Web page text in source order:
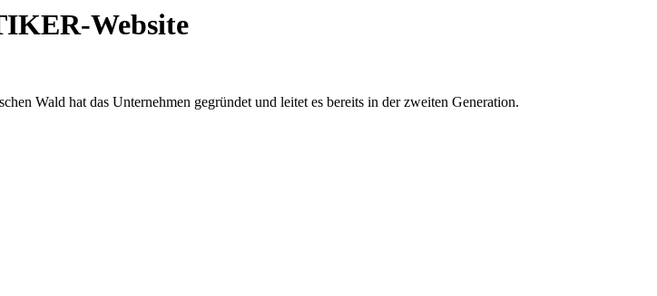
Website
Wald hat das Unternehmen gegründet und leitet es bereits in der zweiten Generation.